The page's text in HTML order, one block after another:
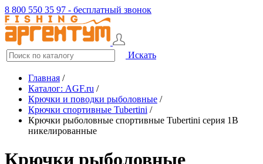
8 800 550 35 97 - бесплатный звонок
Искать
Главная /
Каталог: AGF.ru /
Крючки и поводки рыболовные /
Крючки спортивные Tubertini /
Крючки рыболовные спортивные Tubertini серия 1B
никелированные
Крючки рыболовные